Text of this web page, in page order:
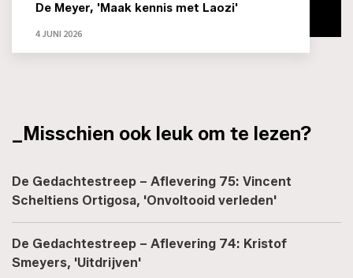
De Meyer, 'Maak kennis met Laozi'
4 JUNI 2026
_Misschien ook leuk om te lezen?
De Gedachtestreep – Aflevering 75: Vincent
Scheltiens Ortigosa, 'Onvoltooid verleden'
De Gedachtestreep – Aflevering 74: Kristof
Smeyers, 'Uitdrijven'